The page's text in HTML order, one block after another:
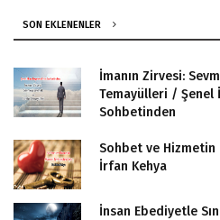
SON EKLENENLER
İmanın Zirvesi:
Temayülleri / Şenel
Sohbetinden
Sohbet ve Hizmetin
İrfan Kehya
İnsan Ebediyetle